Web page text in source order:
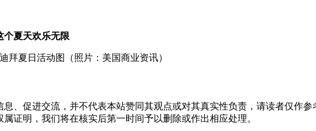
个夏天欢乐无限
迪拜夏日活动图（照片：美国商业资讯）
、促进交流，并不代表本站赞同其观点或对其真实性负责，请读者仅作
证明，我们将在核实后第一时间予以删除或作出相应处理。